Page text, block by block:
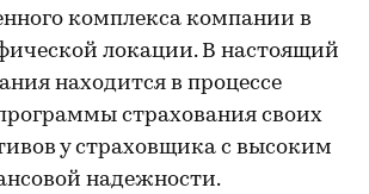
комплекса компании в
локации. В настоящий
находится в процессе
страхования своих
у страховщика с высоким
надежности.